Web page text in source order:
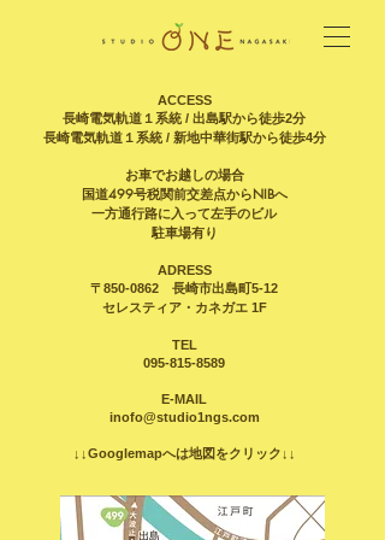
ACCESS
長崎電気軌道１系統 / 出島駅から徒歩2分
長崎電気軌道１系統 / 新地中華街駅から徒歩4分
お車でお越しの場合
国道499号税関前交差点からNIBへ
一方通行路に入って左手のビル
駐車場有り
ADRESS
〒850-0862 長崎市出島町5-12
セレスティア・カネガエ 1F
TEL
095-815-8589
E-MAIL
inofo@studio1ngs.com
↓↓Googlemapへは地図をクリック↓↓